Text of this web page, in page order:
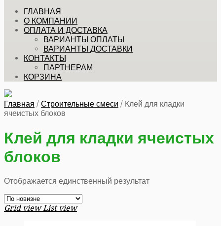
ГЛАВНАЯ
О КОМПАНИИ
ОПЛАТА И ДОСТАВКА
ВАРИАНТЫ ОПЛАТЫ
ВАРИАНТЫ ДОСТАВКИ
КОНТАКТЫ
ПАРТНЕРАМ
КОРЗИНА
Главная / Строительные смеси / Клей для кладки
ячеистых блоков
Клей для кладки ячеистых
блоков
Отображается единственный результат
Grid view List view